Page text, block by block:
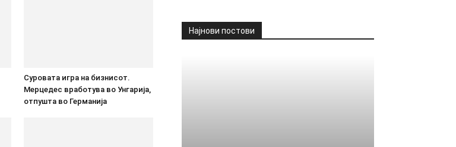
Суровата игра на бизнисот.
Мерцедес вработува во Унгарија,
отпушта во Германија
Најнови постови